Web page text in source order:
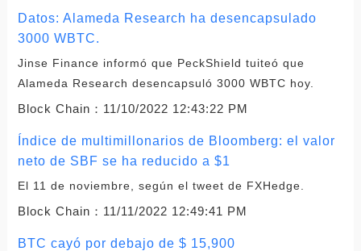
Datos: Alameda Research ha desencapsulado
3000 WBTC.
Jinse Finance informó que PeckShield tuiteó que
Alameda Research desencapsuló 3000 WBTC hoy.
Block Chain： 11/10/2022 12:43:22 PM
Índice de multimillonarios de Bloomberg: el valor
neto de SBF se ha reducido a $1
El 11 de noviembre, según el tweet de FXHedge.
Block Chain： 11/11/2022 12:49:41 PM
BTC cayó por debajo de $ 15,900